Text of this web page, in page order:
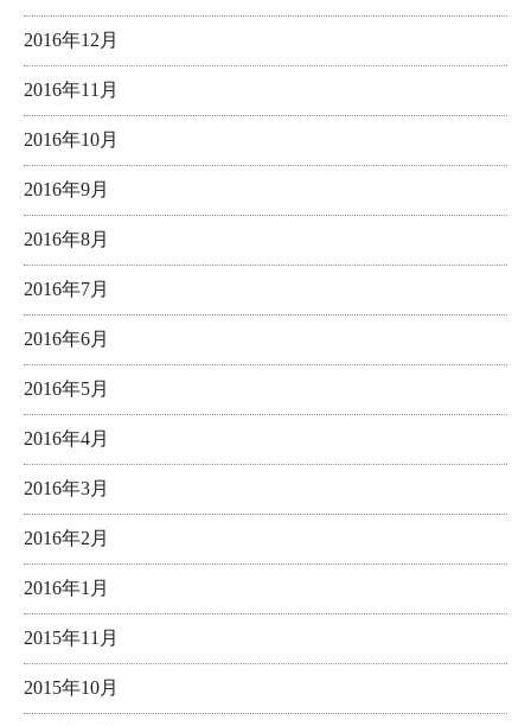
2016年12月
2016年11月
2016年10月
2016年9月
2016年8月
2016年7月
2016年6月
2016年5月
2016年4月
2016年3月
2016年2月
2016年1月
2015年11月
2015年10月